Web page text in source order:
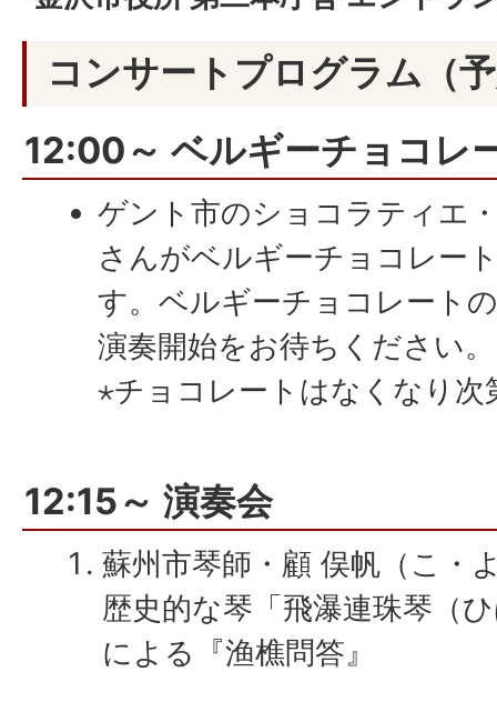
コンサートプログラム（
12:00～ ベルギーチョコレ
ゲント市のショコラティエ
さんがベルギーチョコレー
す。ベルギーチョコレート
演奏開始をお待ちください。
⋆チョコレートはなくなり次
12:15～ 演奏会
蘇州市琴師・顧 俣帆（こ・
歴史的な琴「飛瀑連珠琴（
による『渔樵問答』